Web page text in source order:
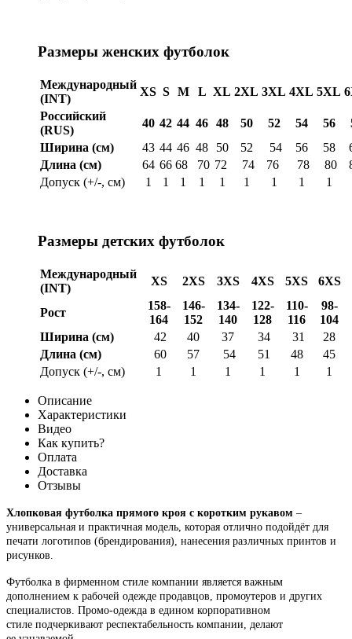
Размеры женских футболок
Международный
(INT)
XS S M L XL 2XL 3XL 4XL 5XL
Российский
(RUS)
40 42 44 46 48 50 52 54 56
Ширина (см)
43 44 46 48 50 52 54 56 58
Длина (см)
64 66 68 70 72 74 76 78 80
Допуск (+/-, см)
1 1 1 1 1 1 1 1 1
Размеры детских футболок
Международный
(INT)
XS 2XS 3XS 4XS 5XS 6XS
Рост
158-
164
146-
152
134-
140
122-
128
110-
116
98-
104
Ширина (см)
42 40 37 34 31
28
Длина (см)
60 57 54 51 48
45
Допуск (+/-, см)
1 1 1 1 1 1
Описание
Характеристики
Видео
Как купить?
Оплата
Доставка
Отзывы
Хлопковая футболка прямого кроя с коротким рукавом –
универсальная и практичная модель, которая отлично подойдёт для
печати логотипов (брендирования), нанесения различных принтов и
рисунков.
Футболка в фирменном стиле компании является важным
дополнением к рабочей одежде продавцов, промоутеров и других
специалистов. Промо-одежда в едином корпоративном
стиле подчеркивают респектабельность компании, делают